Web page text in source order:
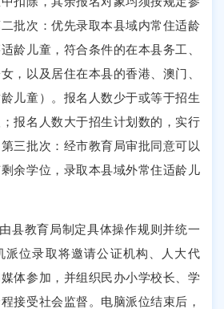
批次：优先录取本县域内常住适龄
龄儿童，符合条件的在本县务工、
，以及居住在本县的香港、澳门、
儿童）。报名人数少于或等于招生
报名人数大于招生计划数的，实行
三批次：经市教育局审批同意可以
余学位，录取本县域外常住适龄儿
县教育局制定具体操作规则并统一
派位录取将邀请公证机构、人大代
体参加，并组织民办小学校长、学
接受社会监督。电脑派位结束后，